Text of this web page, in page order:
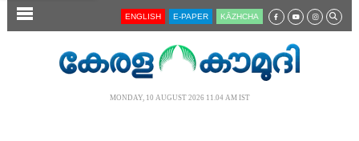
SECTIONS ENGLISH E-PAPER KĀZHCHA
MONDAY, 10 AUGUST 2026 11.04 AM IST